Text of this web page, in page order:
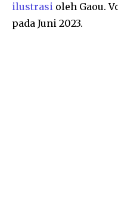
ilustrasi oleh Gaou.
pada Juni 2023.